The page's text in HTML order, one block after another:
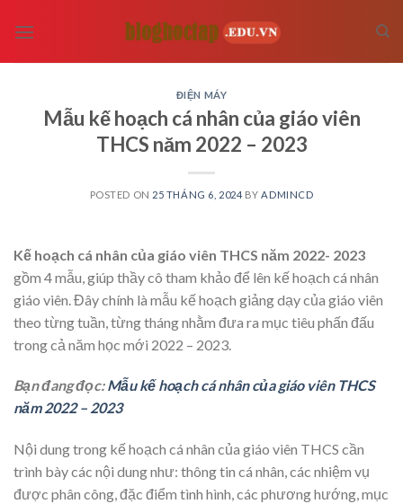
ĐIỆN MÁY
Mẫu kế hoạch cá nhân của giáo viên
THCS năm 2022 – 2023
POSTED ON 25 THÁNG 6, 2024 BY ADMINCD
Kế hoạch cá nhân của giáo viên THCS năm 2022- 2023
gồm 4 mẫu, giúp thầy cô tham khảo để lên kế hoạch cá nhân
giáo viên. Đây chính là mẫu kế hoạch giảng dạy của giáo viên
theo từng tuần, từng tháng nhằm đưa ra mục tiêu phấn đấu
trong cả năm học mới 2022 – 2023.
Bạn đang đọc:Mẫu kế hoạch cá nhân của giáo viên THCS
năm 2022 – 2023
Nội dung trong kế hoạch cá nhân của giáo viên THCS cần
trình bày các nội dung như: thông tin cá nhân, các nhiệm vụ
được phân công, đặc điểm tình hình, các phương hướng, mục